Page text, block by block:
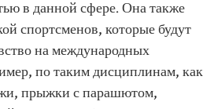
в данной сфере. Она также
спортсменов, которые будут
на международных
по таким дисциплинам, как
прыжки с парашютом,